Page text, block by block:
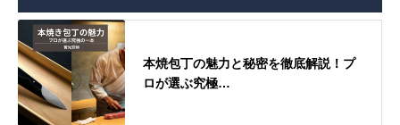
本焼包丁の魅力と秘密を徹底解説！プ
ロが選ぶ究極…